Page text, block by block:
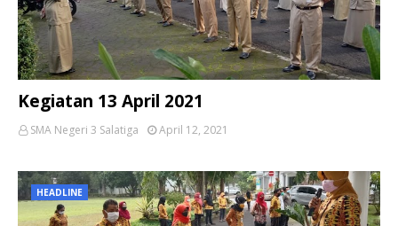
Kegiatan 13 April 2021
SMA Negeri 3 Salatiga April 12, 2021
HEADLINE